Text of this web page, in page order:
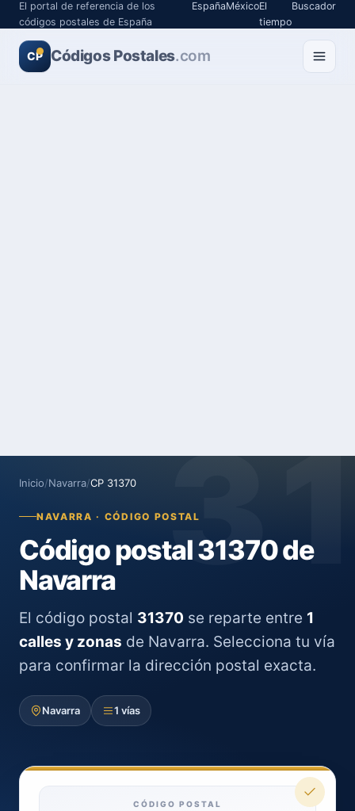
El portal de referencia de los
códigos postales de España
EspañaMéxicoEl
tiempo
Buscador
CP Códigos Postales.com
Inicio/Navarra/CP 31370
NAVARRA · CÓDIGO POSTAL
Código postal 31370 de
Navarra
El código postal 31370 se reparte entre 1
calles y zonas de Navarra. Selecciona tu vía
para confirmar la dirección postal exacta.
Navarra 1 vías
CÓDIGO POSTAL